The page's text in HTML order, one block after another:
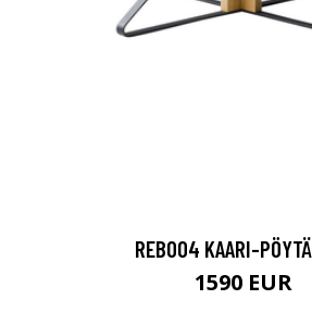
REB004 KAARI-
1590 EUR